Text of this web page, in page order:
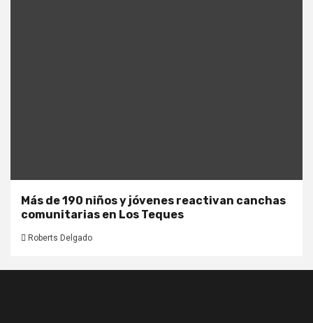
Más de 190 niños y jóvenes reactivan canchas
comunitarias en Los Teques
Roberts Delgado